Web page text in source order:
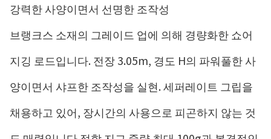
강력한 사양이면서 선명한 조작성
브랭크스 소재의 그레이드 업에 의해 경량화한 쇼어
지깅 로드입니다. 전장 3.05m, 경도 H의 파워풀한 사
양이면서 샤프한 조작성을 실현. 세퍼레이트 그립을
채용하고 있어, 장시간의 사용으로 피곤하지 않는 것